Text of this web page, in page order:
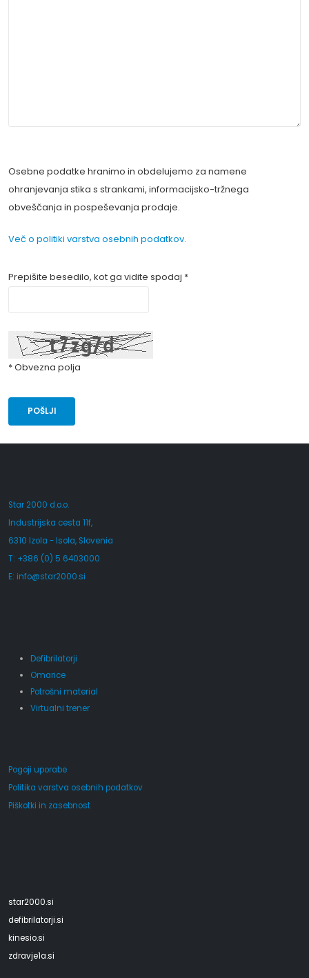
Osebne podatke hranimo in obdelujemo za namene
ohranjevanja stika s strankami, informacijsko-tržnega
obveščanja in pospeševanja prodaje.
Več o politiki varstva osebnih podatkov.
Prepišite besedilo, kot ga vidite spodaj *
* Obvezna polja
Star 2000 d.o.o.
Industrijska cesta 11f,
6310 Izola - Isola, Slovenia
T: +386 (0) 5 6403000
E: info@star2000.si
Defibrilatorji
Omarice
Potrošni material
Virtualni trener
Pogoji uporabe
Politika varstva osebnih podatkov
Piškotki in zasebnost
star2000.si
defibrilatorji.si
kinesio.si
zdravje1a.si